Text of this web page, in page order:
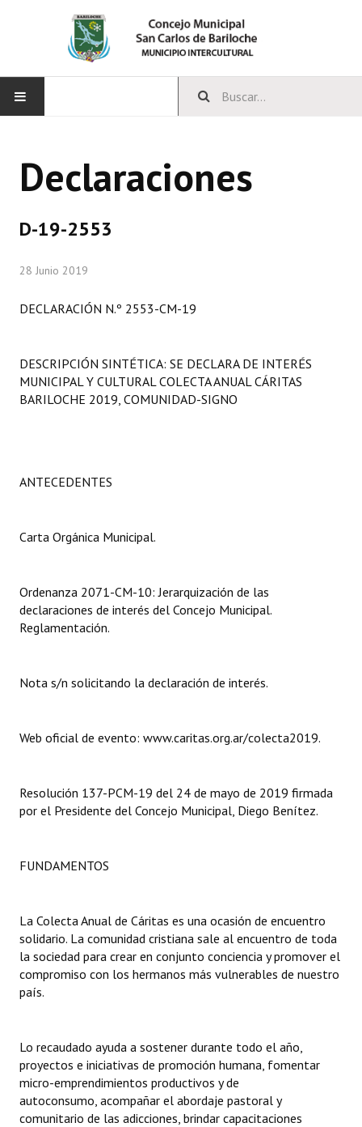
CONCEJO
Comisiones Especiales
Programas
Constitución Provincial
Digesto
Organigrama
Informes de Gestión
Actas de Sesión
NORMATIVA
Comunicaciones
Declaraciones
Resoluciones de Presidencia
INSTITUCIONAL
Declaraciones
D-19-2553
28 Junio 2019
DECLARACIÓN N.º 2553-CM-19
DESCRIPCIÓN SINTÉTICA: SE DECLARA DE INTERÉS
MUNICIPAL Y CULTURAL COLECTA ANUAL CÁRITAS
BARILOCHE 2019, COMUNIDAD-SIGNO
ANTECEDENTES
Carta Orgánica Municipal.
Ordenanza 2071-CM-10: Jerarquización de las
declaraciones de interés del Concejo Municipal.
Reglamentación.
Nota s/n solicitando la declaración de interés.
Web oficial de evento: www.caritas.org.ar/colecta2019.
Resolución 137-PCM-19 del 24 de mayo de 2019 firmada
por el Presidente del Concejo Municipal, Diego Benítez.
FUNDAMENTOS
La Colecta Anual de Cáritas es una ocasión de encuentro
solidario. La comunidad cristiana sale al encuentro de toda
la sociedad para crear en conjunto conciencia y promover el
compromiso con los hermanos más vulnerables de nuestro
país.
Lo recaudado ayuda a sostener durante todo el año,
proyectos e iniciativas de promoción humana, fomentar
micro-emprendimientos productivos y de
autoconsumo, acompañar el abordaje pastoral y
comunitario de las adicciones, brindar capacitaciones